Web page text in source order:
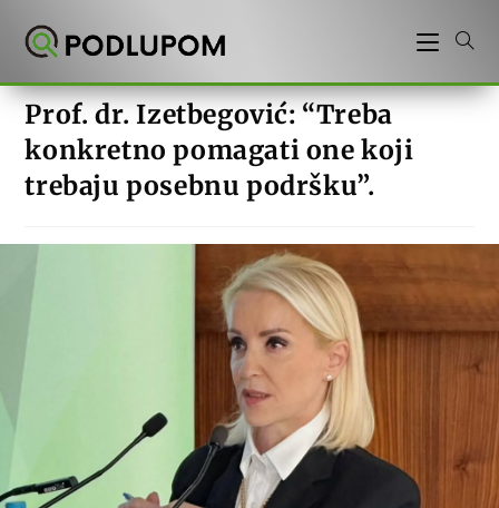
Prof. dr. Izetbegović: “Treba
konkretno pomagati one koji
trebaju posebnu podršku”.